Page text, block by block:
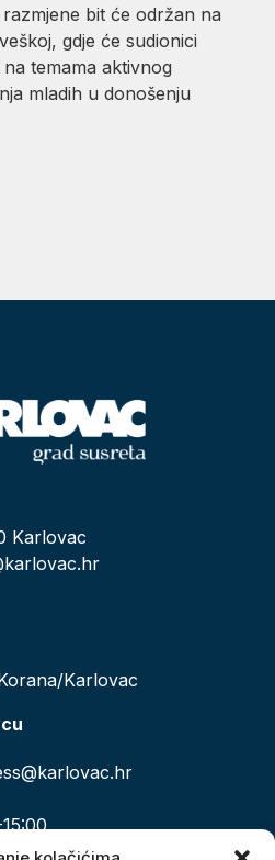
bit će održan na
gdje će sudionici
temama aktivnog
mladih u donošenju
Karlovac
Karlovac